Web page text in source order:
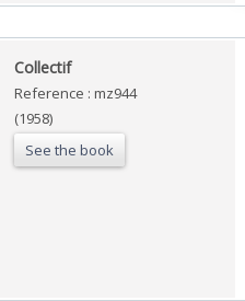
‎Collectif‎
Reference : mz944
(1958)
See the book